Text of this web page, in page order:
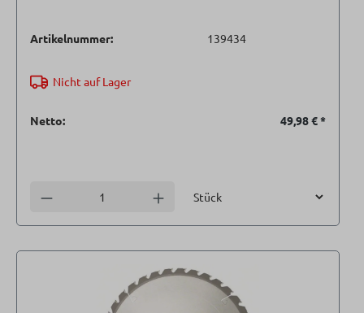
Artikelnummer: 139434
Nicht auf Lager
Netto: 49,98 €*
Anzahl verringern Anzahl erhöhen